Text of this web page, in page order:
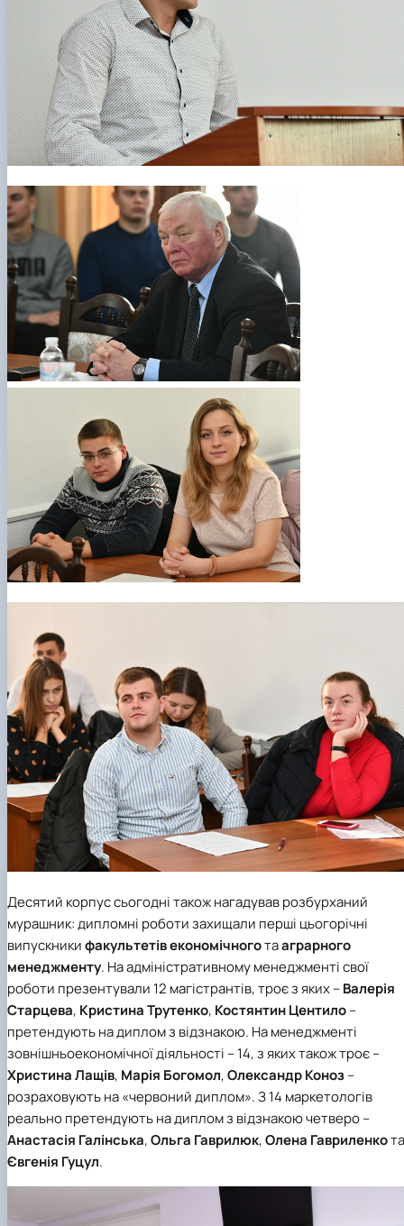
Десятий корпус сьогодні також нагадував розбурханий
мурашник: дипломні роботи захищали перші цьогорічні
випускникифакультетів економічноготааграрного
менеджменту. На адміністративному менеджменті свої
роботи презентували 12 магістрантів, троє з яких –Валерія
Старцева, Кристина Трутенко, Костянтин Центило–
претендують на диплом з відзнакою. На менеджменті
зовнішньоекономічної діяльності – 14, з яких також троє –
Христина Лащів, Марія Богомол,Олександр Коноз–
розраховують на «червоний диплом». З 14 маркетологів
реально претендують на диплом з відзнакою четверо –
Анастасія Галінська,Ольга Гаврилюк,Олена Гавриленкота
Євгенія Гуцул.